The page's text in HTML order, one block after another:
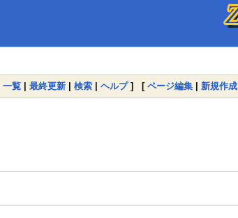
一覧 | 最終更新 | 検索 | ヘルプ] [ ページ編集 | 新規作成